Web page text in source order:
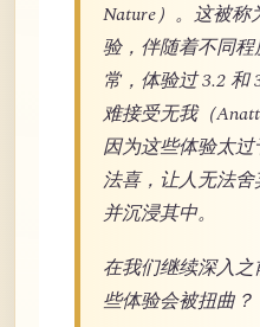
Nature）。这被称
验，伴随着不同
常，体验过 3.2 和
难接受无我（
因为这些体验太
法喜，让人无法
并沉浸其中。
在我们继续深入
些体验会被扭曲？